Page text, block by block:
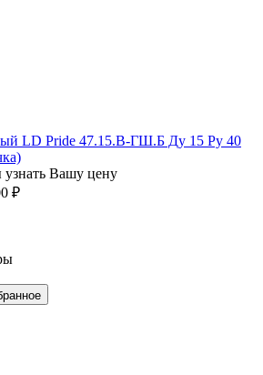
LD Pride 47.15.В-ГШ.Б Ду 15 Ру 40
узнать Вашу цену
₽